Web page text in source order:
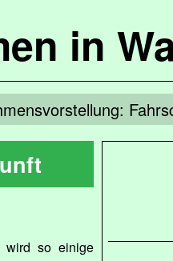
in
wird so einige